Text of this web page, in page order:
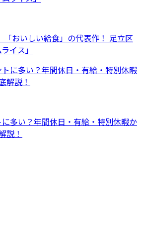
「おいしい給食」の代表作！ 足立区
イス」
多い？年間休日・有給・特別休暇か
説！